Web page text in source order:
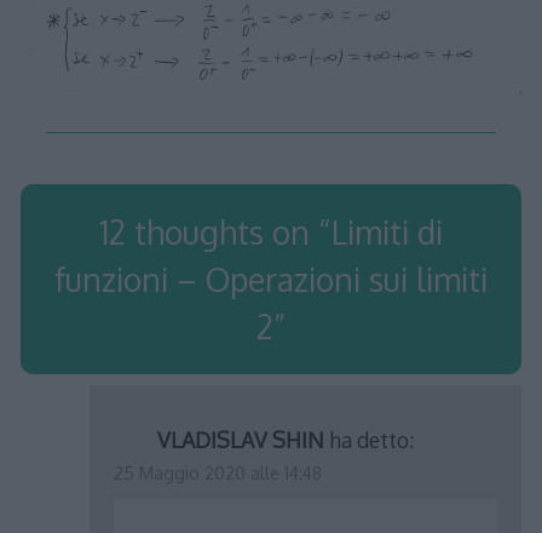
12 thoughts on “Limiti di
funzioni – Operazioni sui limiti
2”
VLADISLAV SHIN ha detto: